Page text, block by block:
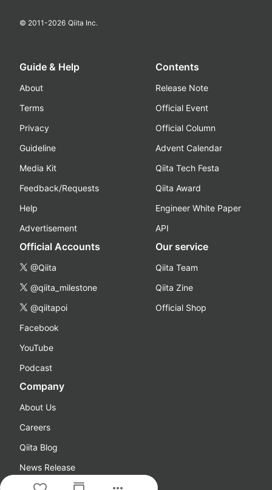
© 2011-2026 Qiita Inc.
Guide & Help
About
Terms
Privacy
Guideline
Media Kit
Feedback/Requests
Help
Advertisement
Contents
Release Note
Official Event
Official Column
Advent Calendar
Qiita Tech Festa
Qiita Award
Engineer White Paper
API
Official Accounts
@Qiita
@qiita_milestone
@qiitapoi
Facebook
YouTube
Podcast
Our service
Qiita Team
Qiita Zine
Official Shop
Company
About Us
Careers
Qiita Blog
News Release